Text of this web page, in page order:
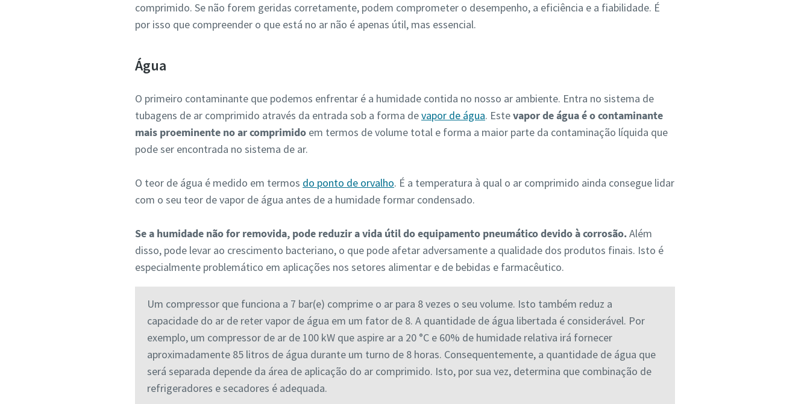
comprimido. Se não forem geridas corretamente, podem comprometer o desempenho, a eficiência e a fiabilidade. É
por isso que compreender o que está no ar não é apenas útil, mas essencial.
Água
O primeiro contaminante que podemos enfrentar é a humidade contida no nosso ar ambiente. Entra no sistema de
tubagens de ar comprimido através da entrada sob a forma devapor de água. Estevapor de água é o contaminante
mais proeminente no ar comprimido em termos de volume total e forma a maior parte da contaminação líquida que
pode ser encontrada no sistema de ar.
O teor de água é medido em termos do ponto de orvalho. É a temperatura à qual o ar comprimido ainda consegue lidar
com o seu teor de vapor de água antes de a humidade formar condensado.
Se a humidade não for removida, pode reduzir a vida útil do equipamento pneumático devido à corrosão.Além
disso, pode levar ao crescimento bacteriano, o que pode afetar adversamente a qualidade dos produtos finais. Isto é
especialmente problemático em aplicações nos setores alimentar e de bebidas e farmacêutico.
Um compressor que funciona a 7 bar(e) comprime o ar para 8 vezes o seu volume. Isto também reduz a
capacidade do ar de reter vapor de água em um fator de 8. A quantidade de água libertada é considerável. Por
exemplo, um compressor de ar de 100 kW que aspire ar a 20 °C e 60% de humidade relativa irá fornecer
aproximadamente 85 litros de água durante um turno de 8 horas. Consequentemente, a quantidade de água que
será separada depende da área de aplicação do ar comprimido. Isto, por sua vez, determina que combinação de
refrigeradores e secadores é adequada.